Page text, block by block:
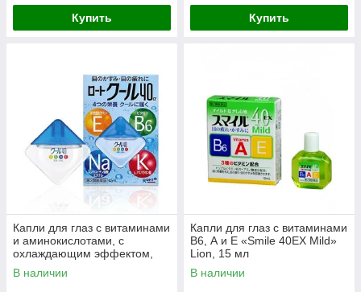
Купить Купить
Капли для глаз с витаминами
и аминокислотами, с
охлаждающим эффектом,
Rohto, ИС 5, 12 мл
В наличии
Капли для глаз с витаминами
В6, А и Е «Smile 40EX Mild»
Lion, 15 мл
В наличии